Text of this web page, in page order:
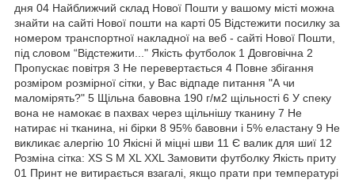
дня 04 Найближчий склад Нової Пошти у вашому місті можна
знайти на сайті Нової пошти на карті 05 Відстежити посилку за
номером транспортної накладної на веб - сайті Нової Пошти,
під словом “Відстежити..." Якість футболок 1 Довговічна 2
Пропускає повітря 3 Не перевертається 4 Повне збігання
розміром розмірної сітки, у Вас відпаде питання "А чи
маломірять?" 5 Щільна бавовна 190 г/м2 щільності 6 У спеку
вона не намокає в пахвах через щільнішу тканину 7 Не
натирає ні тканина, ні бірки 8 95% бавовни і 5% еластану 9 Не
викликає алергію 10 Якісні й міцні шви 11 Є валик для шиї 12
Розміна сітка: XS S M XL XXL Замовити футболку Якість приту
01 Принт не витирається взагалі, якщо прати при температурі